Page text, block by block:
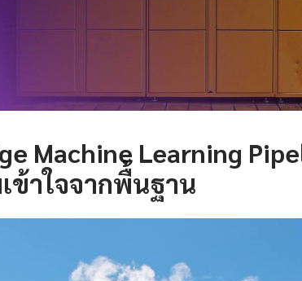
Machine Learning
ข้าใจจากพื้นฐาน